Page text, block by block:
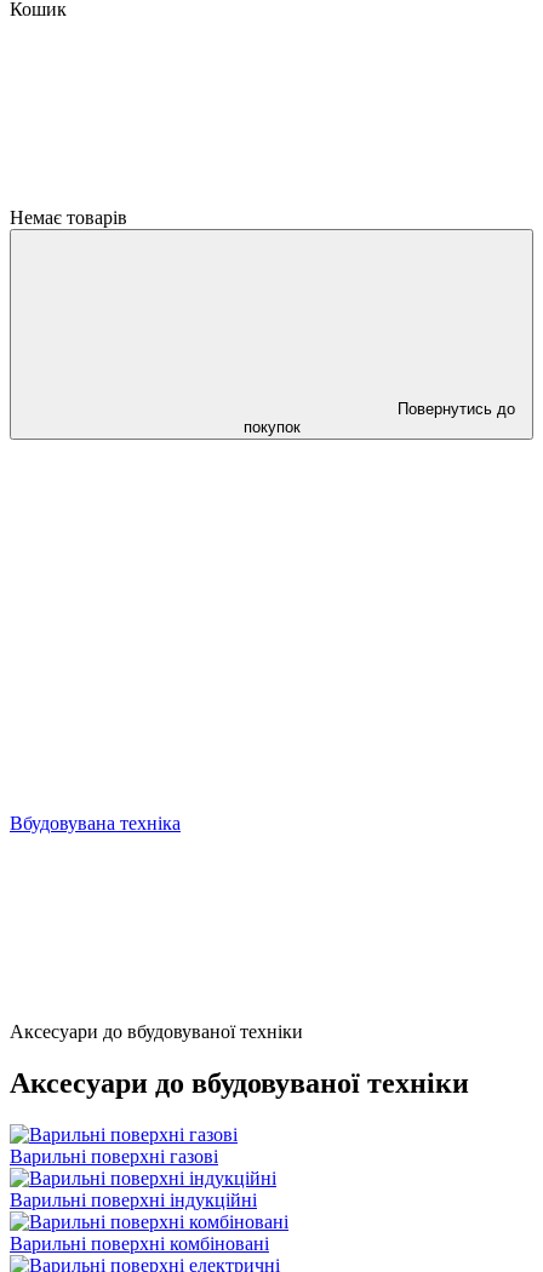
Кошик
Немає товарів
Повернутись до
покупок
Вбудовувана техніка
Аксесуари до вбудовуваної техніки
Аксесуари до вбудовуваної техніки
Варильні поверхні газові
Варильні поверхні індукційні
Варильні поверхні комбіновані